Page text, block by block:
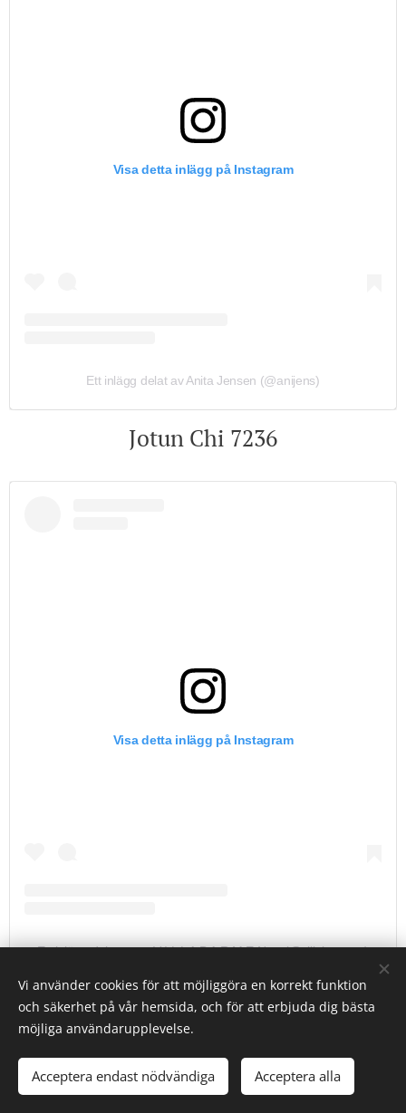
Visa detta inlägg på Instagram
Ett inlägg delat av Anita Jensen (@anijens)
Jotun Chi 7236
Visa detta inlägg på Instagram
Ett inlägg delat av 〰️ V I L L A B A R M E N 〰️ (@villabarmen)
Jotun Present 12180
Vi använder cookies för att möjliggöra en korrekt funktion
och säkerhet på vår hemsida, och för att erbjuda dig bästa
möjliga användarupplevelse.
Acceptera endast nödvändiga Acceptera alla